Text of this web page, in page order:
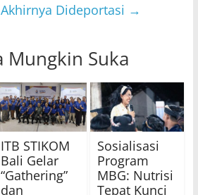
Dideportasi →
Mungkin Suka
ITB STIKOM
Bali Gelar
“Gathering”
dan
Sosialisasi
Program
MBG: Nutrisi
Tepat Kunci